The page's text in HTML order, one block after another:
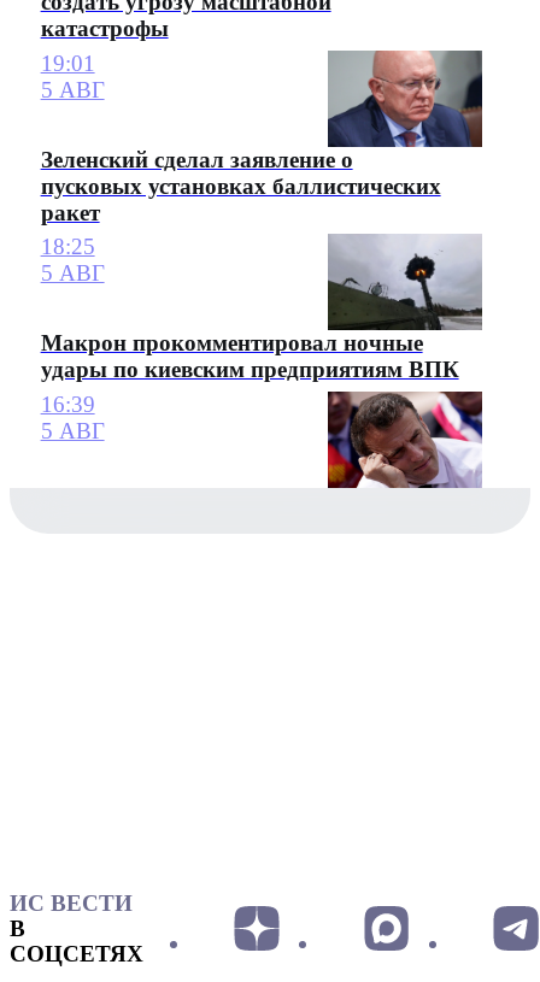
катастрофы
19:01
5 АВГ
Зеленский сделал заявление о
пусковых установках баллистических
ракет
18:25
5 АВГ
Макрон прокомментировал ночные
удары по киевским предприятиям ВПК
16:39
5 АВГ
ИС ВЕСТИ
В
СОЦСЕТЯХ